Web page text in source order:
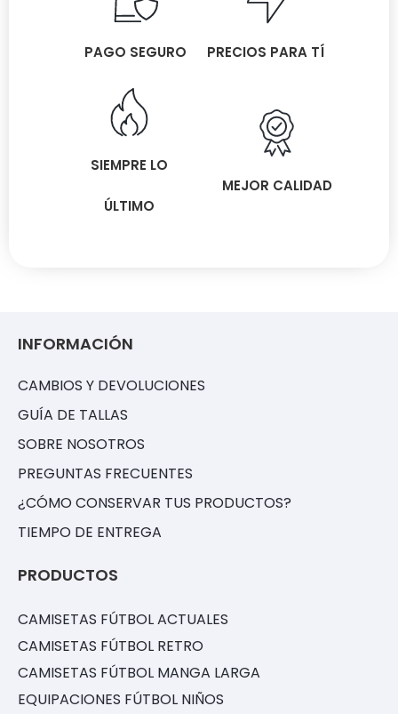
PAGO SEGURO PRECIOS PARA TÍ
SIEMPRE LO
ÚLTIMO
MEJOR CALIDAD
INFORMACIÓN
CAMBIOS Y DEVOLUCIONES
GUÍA DE TALLAS
SOBRE NOSOTROS
PREGUNTAS FRECUENTES
¿CÓMO CONSERVAR TUS PRODUCTOS?
TIEMPO DE ENTREGA
PRODUCTOS
CAMISETAS FÚTBOL ACTUALES
CAMISETAS FÚTBOL RETRO
CAMISETAS FÚTBOL MANGA LARGA
EQUIPACIONES FÚTBOL NIÑOS